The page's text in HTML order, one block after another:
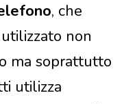
, che
non
ma soprattutto
utilizza